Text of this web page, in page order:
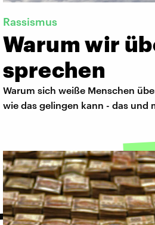
Rassismus
Warum wir
sprechen
Warum sich weiße Menschen
wie das gelingen kann - das und